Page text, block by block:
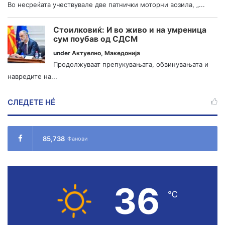
Во несреќата учествувале две патнички моторни возила, „...
Стоилковиќ: И во живо и на умреница
сум поубав од СДСМ
under Актуелно, Македонија
Продолжуваат препукувањата, обвинувањата и
навредите на...
СЛЕДЕТЕ НÉ
85,738 Фанови
36 ℃